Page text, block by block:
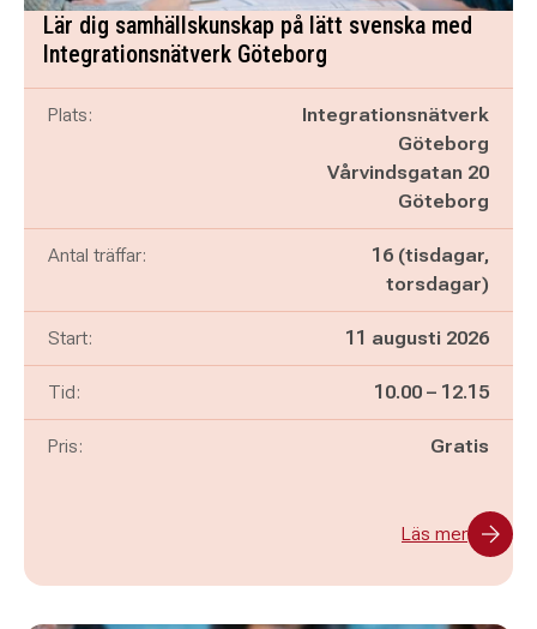
Lär dig samhällskunskap på lätt svenska med
Integrationsnätverk Göteborg
Plats:
Integrationsnätverk
Göteborg
Vårvindsgatan 20
Göteborg
Antal träffar:
16 (tisdagar,
torsdagar)
Start: 11 augusti 2026
Tid: Pågår mellan
10.00 – och
12.15
Pris: Gratis
Läs mer